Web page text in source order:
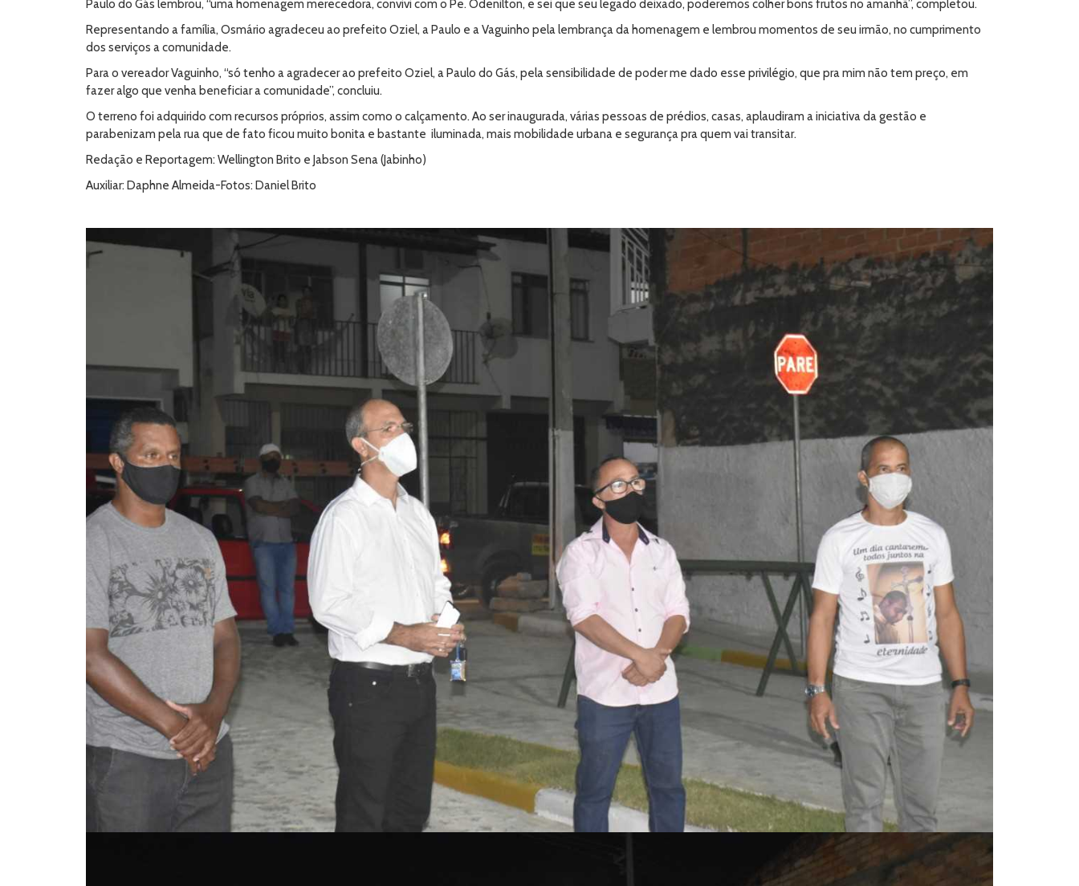
Paulo do Gás lembrou, “uma homenagem merecedora, convivi com o Pe. Odenilton, e sei que seu legado deixado, poderemos colher bons frutos no amanhã”, completou.
Representando a família, Osmário agradeceu ao prefeito Oziel, a Paulo e a Vaguinho pela lembrança da homenagem e lembrou momentos de seu irmão, no cumprimento
dos serviços a comunidade.
Para o vereador Vaguinho, “só tenho a agradecer ao prefeito Oziel, a Paulo do Gás, pela sensibilidade de poder me dado esse privilégio, que pra mim não tem preço, em
fazer algo que venha beneficiar a comunidade”, concluiu.
O terreno foi adquirido com recursos próprios, assim como o calçamento. Ao ser inaugurada, várias pessoas de prédios, casas, aplaudiram a iniciativa da gestão e
parabenizam pela rua que de fato ficou muito bonita e bastante iluminada, mais mobilidade urbana e segurança pra quem vai transitar.
Redação e Reportagem: Wellington Brito e Jabson Sena (Jabinho)
Auxiliar: Daphne Almeida-Fotos: Daniel Brito